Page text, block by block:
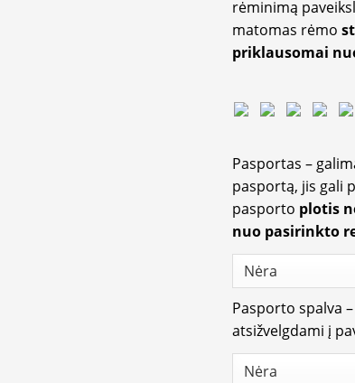
rėminimą
matomas rėmo
priklausomai
Pasportas –
pasportą, jis gali
pasporto plotis
nuo pasirinkto
Pasporto spalva
atsižvelgdami į